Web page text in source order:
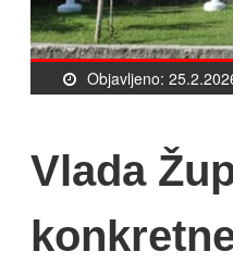
Objavljeno:
Vlada